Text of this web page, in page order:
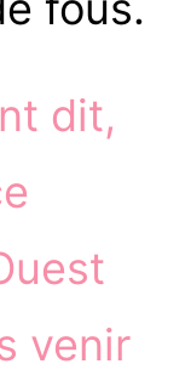
dit,
venir